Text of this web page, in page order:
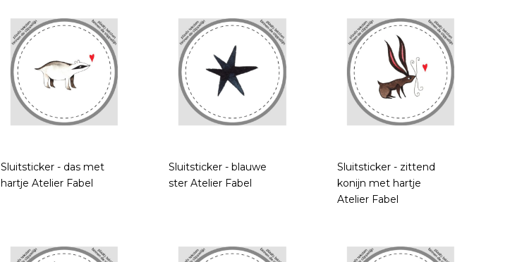
Sluitsticker - das met
hartje Atelier Fabel
Sluitsticker - blauwe
ster Atelier Fabel
Sluitsticker - zittend
konijn met hartje
Atelier Fabel